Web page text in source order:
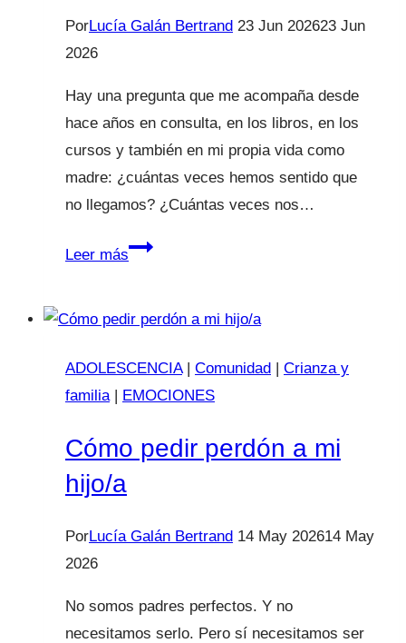
PorLucía Galán Bertrand 23 Jun 202623 Jun
2026
Hay una pregunta que me acompaña desde
hace años en consulta, en los libros, en los
cursos y también en mi propia vida como
madre: ¿cuántas veces hemos sentido que
no llegamos? ¿Cuántas veces nos…
Leer másConferencia
llega
Canarias
ADOLESCENCIA| Comunidad
Crianza y
familia| EMOCIONES
Cómo pedir perdón a mi
hijo/a
PorLucía Galán Bertrand 14 May 202614 May
2026
No somos padres perfectos. Y no
necesitamos serlo. Pero sí necesitamos ser